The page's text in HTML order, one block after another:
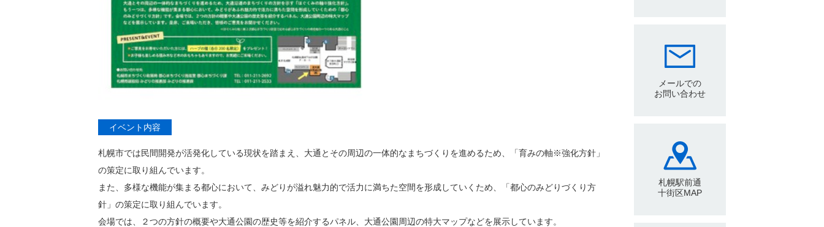
イベント内容
札幌市では民間開発が活発化している現状を踏まえ、大通とその周辺の一体的なまちづくりを進めるため、「育みの軸※強化方針」
の策定に取り組んでいます。
また、多様な機能が集まる都心において、みどりが溢れ魅力的で活力に満ちた空間を形成していくため、「都心のみどりづくり方
針」の策定に取り組んでいます。
会場では、２つの方針の概要や大通公園の歴史等を紹介するパネル、大通公園周辺の特大マップなどを展示しています。
メールでの
お問い合わせ
札幌駅前通
十街区MAP